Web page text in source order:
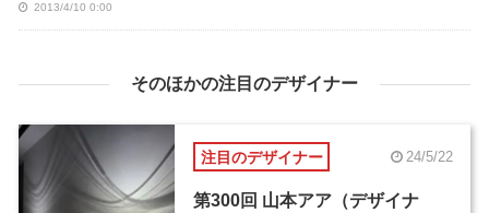
2013/4/10 0:00
そのほかの注目のデザイナー
注目のデザイナー 24/5/22
第300回 山本アア（デザイナ